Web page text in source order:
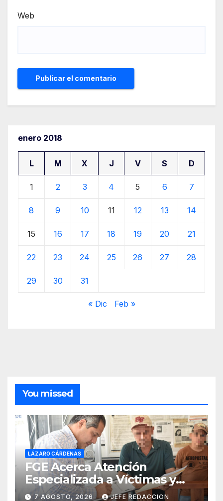
Web
enero 2018
L M X J V S D
1 2 3 4 5 6 7
8 9 10 11 12 13 14
15 16 17 18 19 20 21
22 23 24 25 26 27 28
29 30 31
« Dic Feb »
You missed
LÁZARO CÁRDENAS
FGE Acerca Atención
Especializada a Víctimas y
Ciudadanía de Coalcomán
7 AGOSTO, 2026 JEFE REDACCION